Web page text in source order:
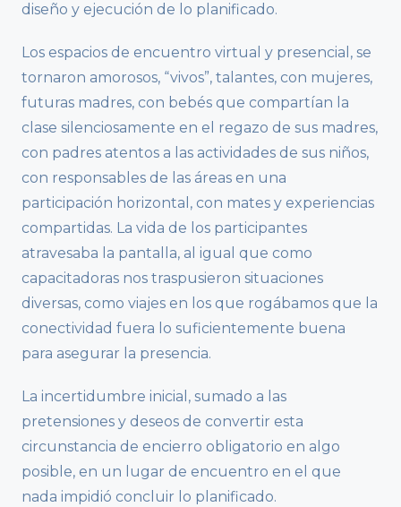
diseño y ejecución de lo planificado.
Los espacios de encuentro virtual y presencial, se
tornaron amorosos, “vivos”, talantes, con mujeres,
futuras madres, con bebés que compartían la
clase silenciosamente en el regazo de sus madres,
con padres atentos a las actividades de sus niños,
con responsables de las áreas en una
participación horizontal, con mates y experiencias
compartidas. La vida de los participantes
atravesaba la pantalla, al igual que como
capacitadoras nos traspusieron situaciones
diversas, como viajes en los que rogábamos que la
conectividad fuera lo suficientemente buena
para asegurar la presencia.
La incertidumbre inicial, sumado a las
pretensiones y deseos de convertir esta
circunstancia de encierro obligatorio en algo
posible, en un lugar de encuentro en el que
nada impidió concluir lo planificado.